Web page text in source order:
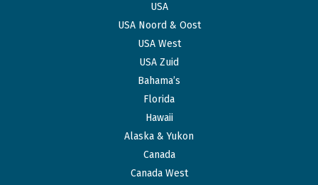
USA
USA Noord & Oost
USA West
USA Zuid
Bahama’s
Florida
Hawaii
Alaska & Yukon
Canada
Canada West